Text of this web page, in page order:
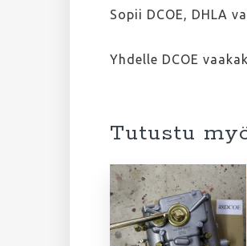
Sopii DCOE, DHLA
Yhdelle DCOE
Tutustu